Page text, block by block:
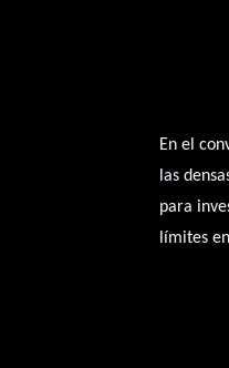
En el
las
para
límites